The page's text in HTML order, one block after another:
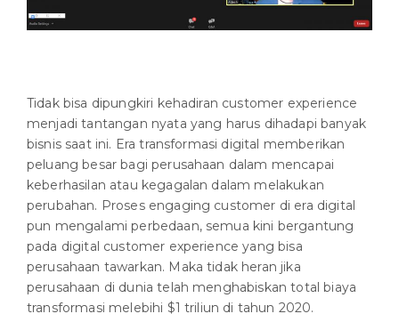
Tidak bisa dipungkiri kehadiran customer experience
menjadi tantangan nyata yang harus dihadapi banyak
bisnis saat ini. Era transformasi digital memberikan
peluang besar bagi perusahaan dalam mencapai
keberhasilan atau kegagalan dalam melakukan
perubahan. Proses engaging customer di era digital
pun mengalami perbedaan, semua kini bergantung
pada digital customer experience yang bisa
perusahaan tawarkan. Maka tidak heran jika
perusahaan di dunia telah menghabiskan total biaya
transformasi melebihi $1 triliun di tahun 2020.